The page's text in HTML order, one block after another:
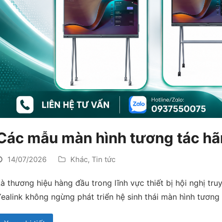
mẫu màn hình tương tác
14/07/2026 Khác, Tin tức
thương hiệu hàng đầu trong lĩnh vực thiết bị hội nghị
không ngừng phát triển hệ sinh thái màn hình